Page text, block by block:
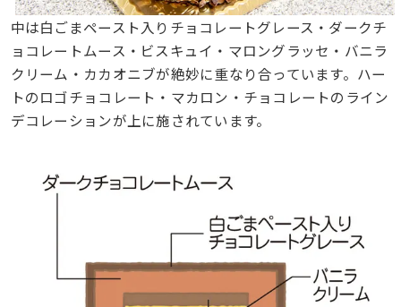
中は白ごまペースト入りチョコレートグレース・ダークチ
ョコレートムース・ビスキュイ・マロングラッセ・バニラ
クリーム・カカオニブが絶妙に重なり合っています。ハー
トのロゴチョコレート・マカロン・チョコレートのライン
デコレーションが上に施されています。